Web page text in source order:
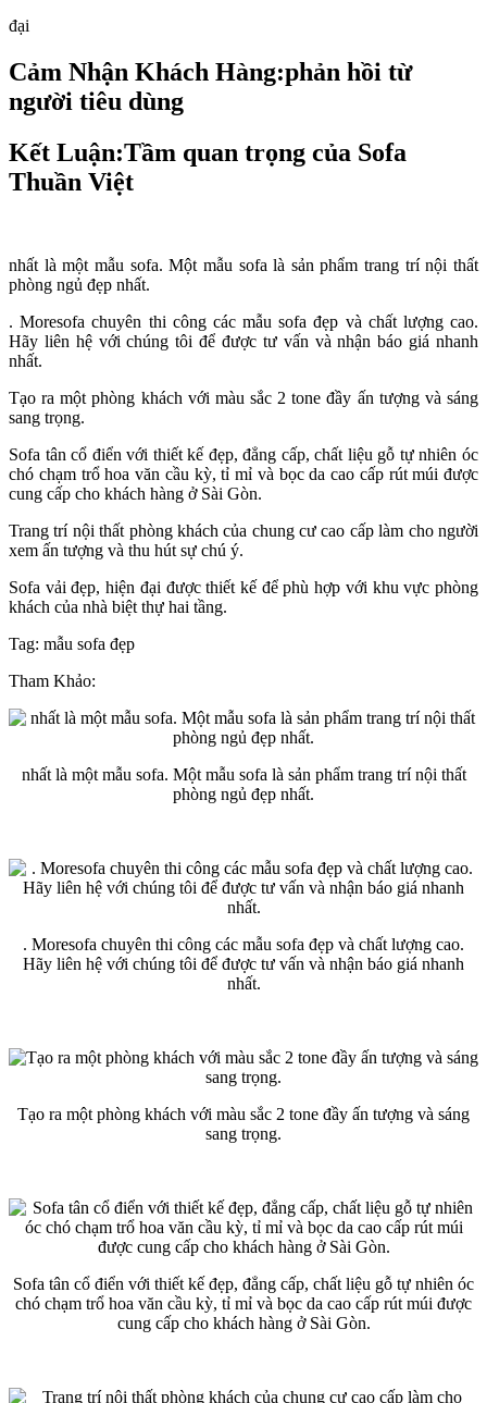
đại
Cảm Nhận Khách Hàng:phản hồi từ
người tiêu dùng
Kết Luận:Tầm quan trọng của Sofa
Thuần Việt
nhất là một mẫu sofa. Một mẫu sofa là sản phẩm trang trí nội thất
phòng ngủ đẹp nhất.
. Moresofa chuyên thi công các mẫu sofa đẹp và chất lượng cao.
Hãy liên hệ với chúng tôi để được tư vấn và nhận báo giá nhanh
nhất.
Tạo ra một phòng khách với màu sắc 2 tone đầy ấn tượng và sáng
sang trọng.
Sofa tân cổ điển với thiết kế đẹp, đẳng cấp, chất liệu gỗ tự nhiên óc
chó chạm trổ hoa văn cầu kỳ, tỉ mỉ và bọc da cao cấp rút múi được
cung cấp cho khách hàng ở Sài Gòn.
Trang trí nội thất phòng khách của chung cư cao cấp làm cho người
xem ấn tượng và thu hút sự chú ý.
Sofa vải đẹp, hiện đại được thiết kế để phù hợp với khu vực phòng
khách của nhà biệt thự hai tầng.
Tag: mẫu sofa đẹp
Tham Khảo:
nhất là một mẫu sofa. Một mẫu sofa là sản phẩm trang trí nội thất
phòng ngủ đẹp nhất.
. Moresofa chuyên thi công các mẫu sofa đẹp và chất lượng cao.
Hãy liên hệ với chúng tôi để được tư vấn và nhận báo giá nhanh
nhất.
Tạo ra một phòng khách với màu sắc 2 tone đầy ấn tượng và sáng
sang trọng.
Sofa tân cổ điển với thiết kế đẹp, đẳng cấp, chất liệu gỗ tự nhiên óc
chó chạm trổ hoa văn cầu kỳ, tỉ mỉ và bọc da cao cấp rút múi được
cung cấp cho khách hàng ở Sài Gòn.